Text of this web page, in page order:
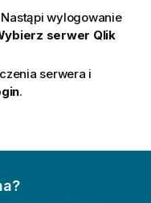
wylogowanie
serwer Qlik
serwera i
.